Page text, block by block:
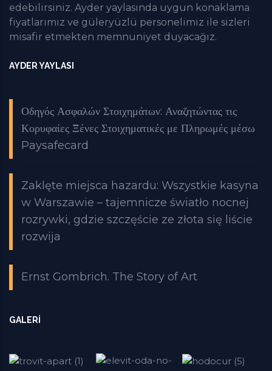
edebilirsiniz. Ayder yaylasında uygun konaklama
fiyatlarımız ve güleryüzlü personelimiz ile sizleri
misafir etmekten memnuniyet duyacağız.
AYDER YAYLASI
Οδηγός Ασφαλών Στοιχημάτων: Αναζητώντας τις
Κορυφαίες Ξένες Στοιχηματικές με Πληρωμές μέσω
Paysafecard
Zaklęte miejsca hazardu: Wszystkie kasyna
w Warszawie – tajemnicze światło nocnej
rozrywki, gdzie szczęście ze złota się liście
rozwija
Ernst Gombrich. The Story of Art
GALERI